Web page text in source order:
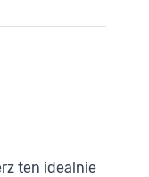
ten idealnie